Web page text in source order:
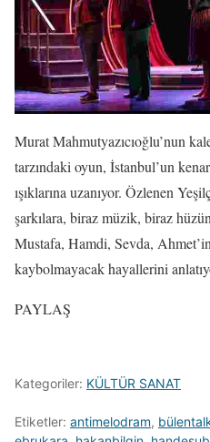
Murat Mahmutyazıcıoğlu’nun
tarzındaki oyun, İstanbul’un
ışıklarına uzanıyor. Özlenen
şarkılara, biraz müzik, biraz
Mustafa, Hamdi, Sevda,
kaybolmayacak hayallerini
PAYLAŞ
Kategoriler: KÜLTÜR SANAT
Etiketler: antimelodram,